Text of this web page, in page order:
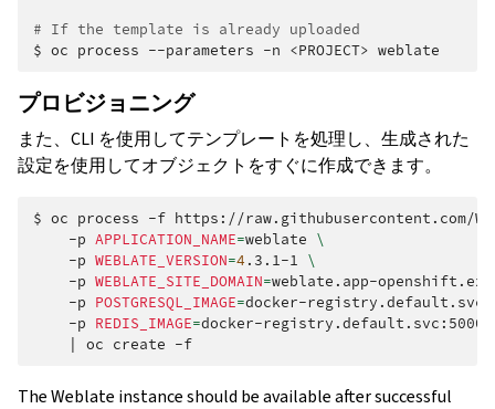
# If the template is already uploaded
$ oc process --parameters -n <PROJECT>
プロビジョニング
また、CLI を使用してテンプレートを処理し、生成された
設定を使用してオブジェクトをすぐに作成できます。
$ oc process -f https://raw.githubusercontent.com/
-p APPLICATION_NAME=weblate \
-p WEBLATE_VERSION=4 .3.1-1 \
-p WEBLATE_SITE_DOMAIN=weblate.app-
-p POSTGRESQL_IMAGE=docker-
-p REDIS_IMAGE=docker-
oc create
The Weblate instance should be available after successful